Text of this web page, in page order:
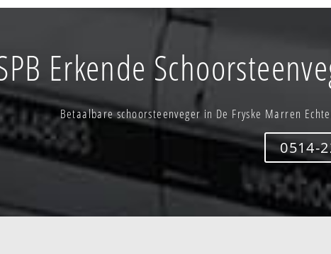
Erkende
Betaalbare schoorsteenveger in De Fryske Marren
0514-